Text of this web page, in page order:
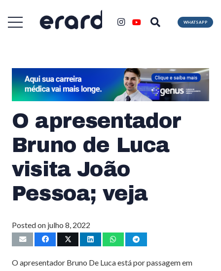
WHATSAPP
O apresentador
Bruno de Luca
visita João
Pessoa; veja
Posted on julho 8, 2022
O apresentador Bruno De Luca está por passagem em